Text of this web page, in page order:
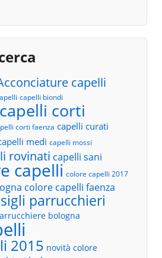
capelli
capelli biondi
capelli corti
corti faenza capelli curati
medi capelli mossi
rovinati capelli sani
capelli colore capelli 2017
colore capelli faenza
parrucchieri
bologna
2015 novità colore